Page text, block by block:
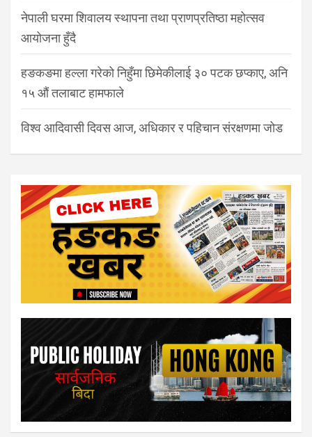
नेपाली घरमा शिवालय स्थापना तथा प्राणप्रतिष्ठा महोत्सव
आयोजना हुँदै
हङकङमा हल्ला गरेको निहुँमा छिमेकीलाई ३० पटक छप्काए, अनि
१५ औं तलाबाट हामफाले
विश्व आदिवासी दिवस आज, अधिकार र पहिचान संरक्षणमा जोड